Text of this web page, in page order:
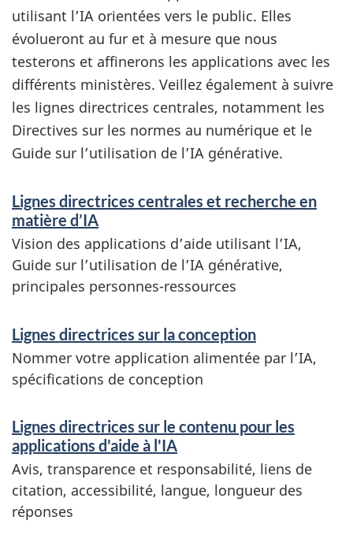
utilisant l’IA orientées vers le public. Elles
évolueront au fur et à mesure que nous
testerons et affinerons les applications avec les
différents ministères. Veillez également à suivre
les lignes directrices centrales, notamment les
Directives sur les normes au numérique et le
Guide sur l’utilisation de l’IA générative.
S
e
r
v
i
c
e
s
e
t
r
e
Lignes directrices centrales et recherche en
matière d’IA
Vision des applications d’aide utilisant l’IA,
Guide sur l’utilisation de l’IA générative,
principales personnes-ressources
Lignes directrices sur la conception
Nommer votre application alimentée par l’IA,
spécifications de conception
Lignes directrices sur le contenu pour les
applications d'aide à l'IA
Avis, transparence et responsabilité, liens de
citation, accessibilité, langue, longueur des
réponses